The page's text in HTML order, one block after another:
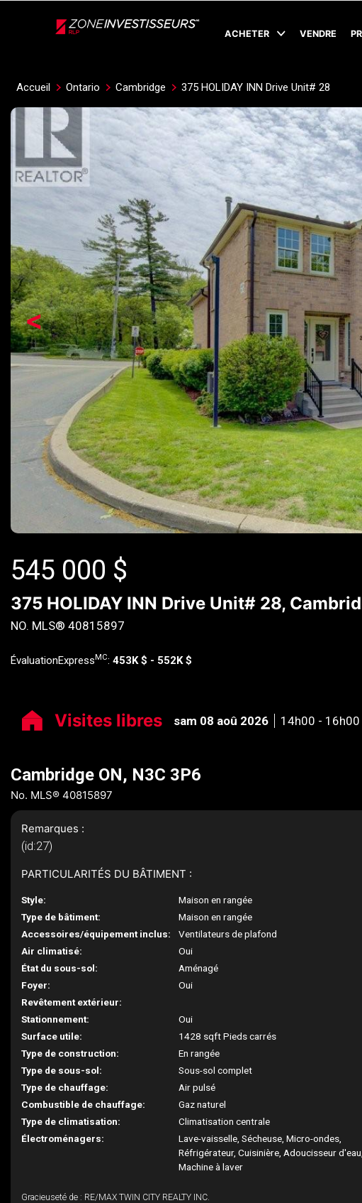
ACHETER VENDRE
Accueil Ontario Cambridge 375 HOLIDAY INN Drive Unit# 28
<
545 000 $
375 HOLIDAY INN Drive Unit# 28,
NO. MLS® 40815897
ÉvaluationExpress MC: 453K $ - 552K $
Visites libres sam 08 aoû 2026 14h00 - 16h00
Cambridge ON, N3C 3P6
No. MLS® 40815897
Remarques :
(id:27)
PARTICULARITÉS DU BÂTIMENT :
Style:
Maison en rangée
Type de bâtiment:
Maison en rangée
Accessoires/équipement inclus:
Ventilateurs de plafond
Air climatisé:
Oui
État du sous-sol:
Aménagé
Foyer:
Oui
Revêtement extérieur:
Stationnement:
Oui
Surface utile:
1428 sqft Pieds carrés
Type de construction:
En rangée
Type de sous-sol:
Sous-sol complet
Type de chauffage:
Air pulsé
Combustible de chauffage:
Gaz naturel
Type de climatisation:
Climatisation centrale
Électroménagers:
Lave-vaisselle, Sécheuse, Micro-ondes,
Réfrigérateur, Cuisinière, Adoucisseur d'eau,
Machine à laver
Gracieuseté de : RE/MAX TWIN CITY REALTY INC.